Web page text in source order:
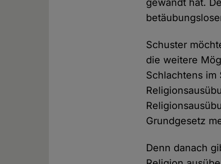
gewandt hat.
Schuster
die weitere
Schlachtens
Grundgesetz
Denn danach